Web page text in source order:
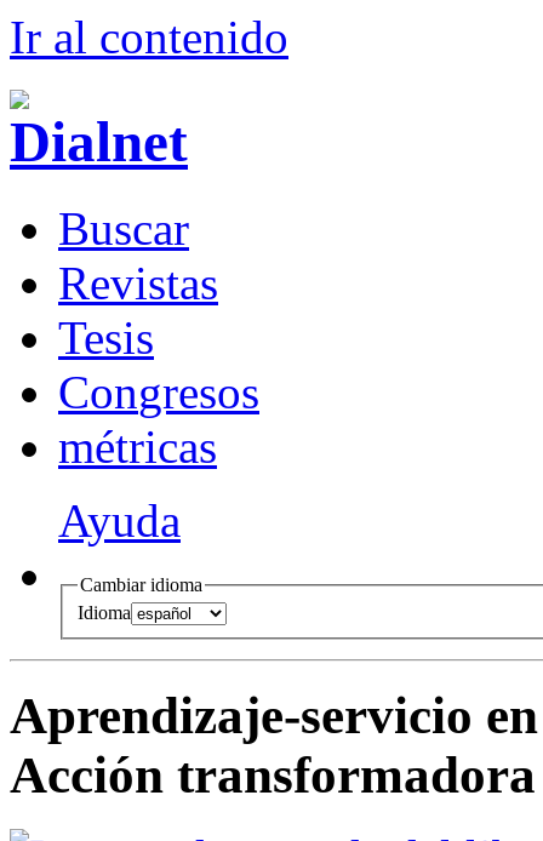
Ir al contenido
Buscar
Revistas
Tesis
Congresos
métricas
Ayuda
Cambiar idioma
Idioma
Aprendizaje-servicio
Acción